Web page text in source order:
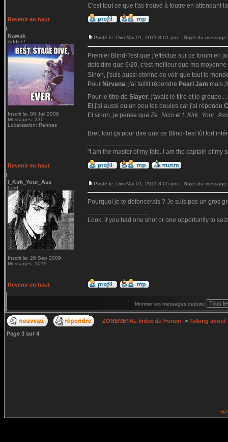
C'est tout ce que t'as trouvé à foutre en attendant
Revenir en haut
Nawak
Addict !
Inscrit le: 08 Juil 2009
Messages: 230
Localisation: Rennes
Posté le: Dim Mai 01, 2011 8:01 pm Sujet du message:
Premier Blind-Test que j'effectue sur ce forum en
dois dire que 6/20, c'est meilleur que ma
Sinon, j'suis aussi etonné de voir que tout le
Pour Nirvana, j'ai faillit répondre Pearl Jam mais
Pour le titre de Slayer, j'avais le titre et le
Et j'ai aussi eu un peu les boules car j'ai répondu
Et sinon, je pense que Ze_Nico et I_Kirk_Your_Ass
Bref, tout ça pour dire que ce Blind-Test fût fort
"I am the master of my fate. I am the captain of my
Revenir en haut
I_Kirk_Your_Ass
Lord
Inscrit le: 26 Sep 2009
Messages: 1019
Posté le: Dim Mai 01, 2011 8:05 pm Sujet du message:
Pourquoi je te défoncerais ? Je suis pas un gros
Look, if you had one shot or one opportunity to
Revenir en haut
Montrer les messages depuis:
ZONEMETAL Index du Forum -> Talking about
Page 3 sur 4